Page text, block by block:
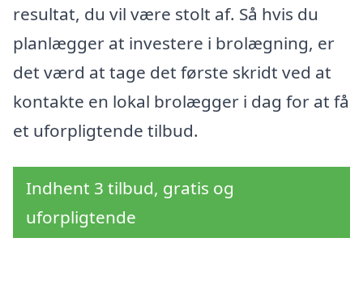
resultat, du vil være stolt af. Så hvis du
planlægger at investere i brolægning, er
det værd at tage det første skridt ved at
kontakte en lokal brolægger i dag for at få
et uforpligtende tilbud.
Indhent 3 tilbud, gratis og
uforpligtende